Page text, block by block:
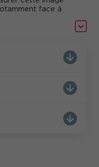
face à
prendre du